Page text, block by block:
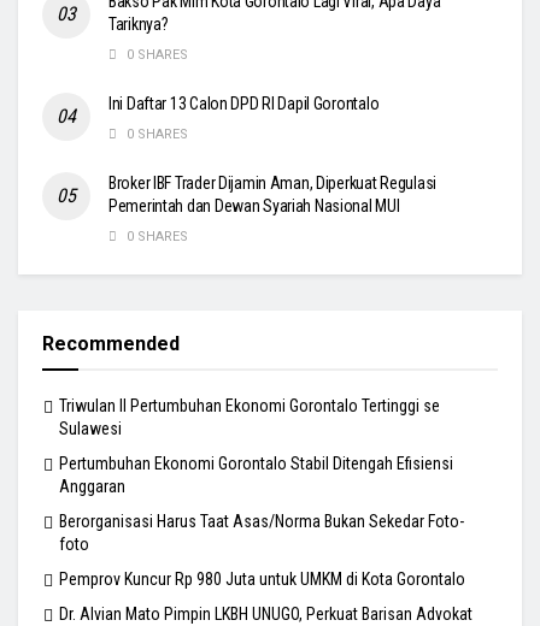
Tariknya?
0 SHARES
Ini Daftar 13 Calon DPD RI Dapil Gorontalo
0 SHARES
Broker IBF Trader Dijamin Aman, Diperkuat Regulasi
Pemerintah dan Dewan Syariah Nasional MUI
0 SHARES
Recommended
Triwulan II Pertumbuhan Ekonomi Gorontalo Tertinggi se
Sulawesi
Pertumbuhan Ekonomi Gorontalo Stabil Ditengah Efisiensi
Anggaran
Berorganisasi Harus Taat Asas/Norma Bukan Sekedar Foto-
foto
Pemprov Kuncur Rp 980 Juta untuk UMKM di Kota Gorontalo
Dr. Alvian Mato Pimpin LKBH UNUGO, Perkuat Barisan Advokat